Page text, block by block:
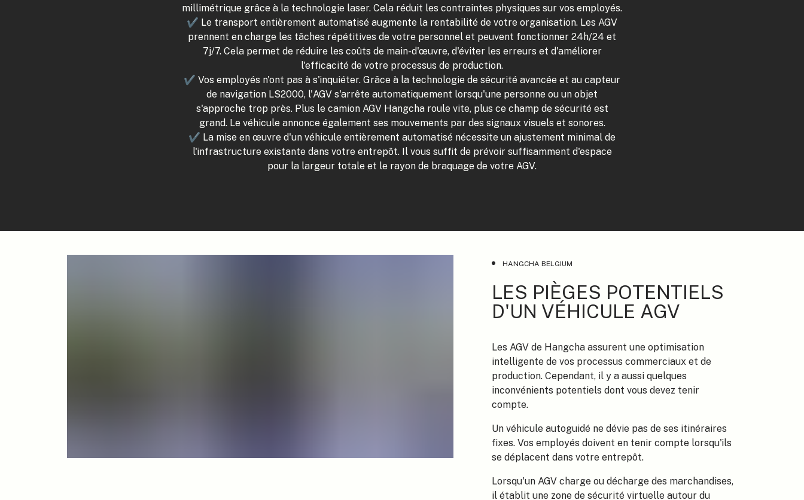
millimétrique grâce à la technologie laser. Cela réduit les contraintes physiques sur vos employés.
✔ Le transport entièrement automatisé augmente la rentabilité de votre organisation. Les AGV
prennent en charge les tâches répétitives de votre personnel et peuvent fonctionner 24h/24 et
7j/7. Cela permet de réduire les coûts de main-d'œuvre, d'éviter les erreurs et d'améliorer
l'efficacité de votre processus de production.
✔ Vos employés n'ont pas à s'inquiéter. Grâce à la technologie de sécurité avancée et au capteur
de navigation LS2000, l'AGV s'arrête automatiquement lorsqu'une personne ou un objet
s'approche trop près. Plus le camion AGV Hangcha roule vite, plus ce champ de sécurité est
grand. Le véhicule annonce également ses mouvements par des signaux visuels et sonores.
✔ La mise en œuvre d'un véhicule entièrement automatisé nécessite un ajustement minimal de
l'infrastructure existante dans votre entrepôt. Il vous suffit de prévoir suffisamment d'espace
pour la largeur totale et le rayon de braquage de votre AGV.
HANGCHA BELGIUM
LES PIÈGES POTENTIELS
D'UN VÉHICULE AGV
Les AGV de Hangcha assurent une optimisation
intelligente de vos processus commerciaux et de
production. Cependant, il y a aussi quelques
inconvénients potentiels dont vous devez tenir
compte.
Un véhicule autoguidé ne dévie pas de ses itinéraires
fixes. Vos employés doivent en tenir compte lorsqu'ils
se déplacent dans votre entrepôt.
Lorsqu'un AGV charge ou décharge des marchandises,
il établit une zone de sécurité virtuelle autour du